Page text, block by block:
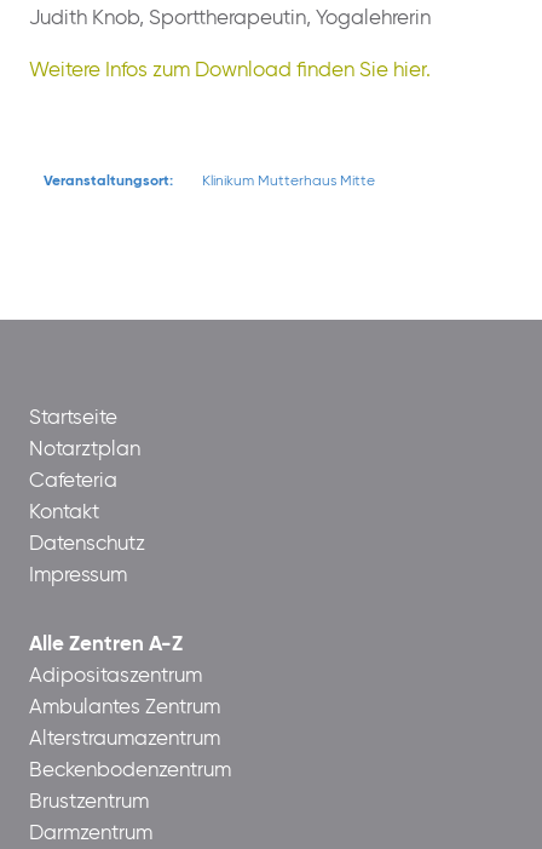
Judith Knob, Sporttherapeutin, Yogalehrerin
Weitere Infos zum Download finden Sie hier.
Veranstaltungsort: Klinikum Mutterhaus Mitte
Startseite
Notarztplan
Cafeteria
Kontakt
Datenschutz
Impressum
Alle Zentren A-Z
Adipositaszentrum
Ambulantes Zentrum
Alterstraumazentrum
Beckenbodenzentrum
Brustzentrum
Darmzentrum